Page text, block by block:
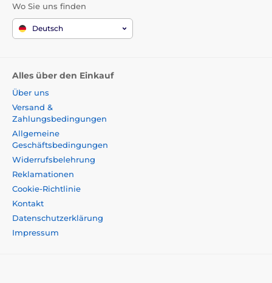
Wo Sie uns finden
Deutsch
Alles über den Einkauf
Über uns
Versand &
Zahlungsbedingungen
Allgemeine
Geschäftsbedingungen
Widerrufsbelehrung
Reklamationen
Cookie-Richtlinie
Kontakt
Datenschutzerklärung
Impressum